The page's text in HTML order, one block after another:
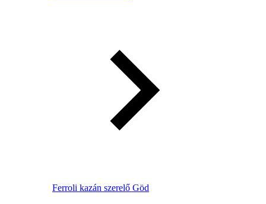
Ferroli kazán szerelő Göd